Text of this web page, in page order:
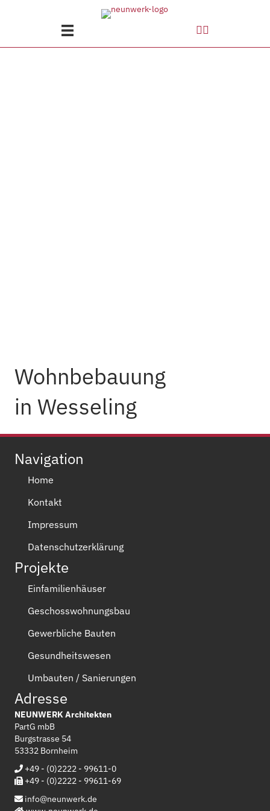
Wohnbebauung
in Wesseling
Navigation
Home
Kontakt
Impressum
Datenschutzerklärung
Projekte
Einfamilienhäuser
Geschosswohnungsbau
Gewerbliche Bauten
Gesundheitswesen
Umbauten / Sanierungen
Adresse
NEUNWERK Architekten
PartG mbB
Burgstrasse 54
53332 Bornheim
+49 - (0)2222 - 99611-0
+49 - (0)2222 - 99611-69
info@neunwerk.de